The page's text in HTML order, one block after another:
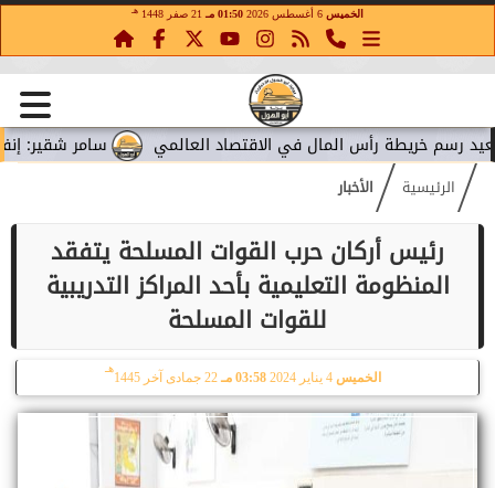
الخميس 01:50 مـ 21 صفر 1448 هـ
سامر شقير: إنفاق ميتا رأس المال في الاقتصاد العالمي
الرئيسية الأخبار
رئيس أركان حرب القوات المسلحة يتفقد
المنظومة التعليمية بأحد المراكز التدريبية
للقوات المسلحة
الخميس 03:58 مـ 22 جمادى آخر 1445
هـ